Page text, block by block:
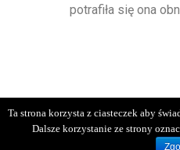
potrafiła się ona
Proudly powered by WordPress |
Ta strona korzysta z ciasteczek aby
Dalsze korzystanie ze strony